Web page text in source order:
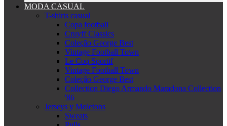
MODA CASUAL
T-shirts casual
Copa football
Cruyff Classics
Coleção George Best
Vintage Football Town
Le Coq Sportif
Vintage Football Town
Coleção George Best
Collection Diego Armando Maradona Collection
'86
Jerseys y Moletons
Sweats